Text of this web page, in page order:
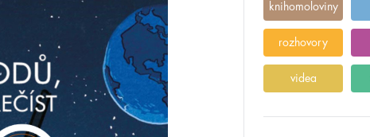
knihomoloviny
rozhovory
videa